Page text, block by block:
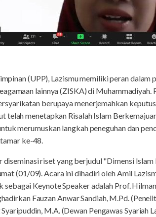
(UPP), Lazismu memiliki peran dalam
lainnya (ZISKA) di
berupaya menerjemahkan
telah menetapkan Risalah Islam
merumuskan langkah peneguhan dan
ke-48.
riset yang berjudul "Dimensi
(01/09). Acara ini dihadiri oleh Amil
Keynote Speaker adalah Prof.
Fauzan Anwar Sandiah, M.Pd.
M.A. (Dewan Pengawas Syariah